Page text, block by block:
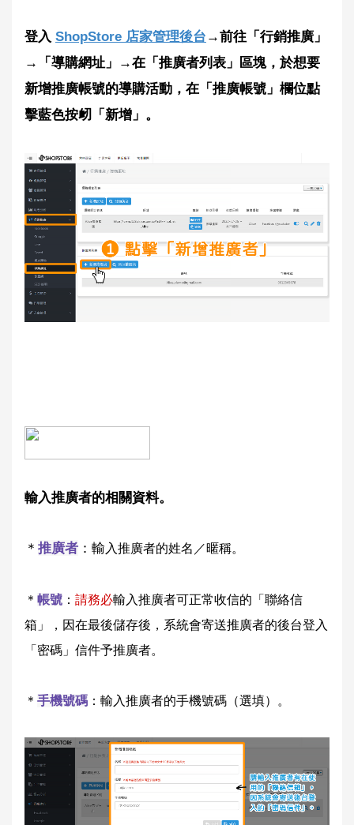
登入 ShopStore 店家管理後台 →前往「行銷推廣」
→「導購網址」→在「推廣者列表」區塊，於想要
新增推廣帳號的導購活動，在「推廣帳號」欄位點
擊藍色按衂「新增」。
輸入推廣者的相關資料。
＊ 推廣者 ：輸 入推廣者的姓名／暱稱。
＊ 帳號 ： 請務必輸入推廣者可正常收信的「聯絡信
箱」，因在最後儲存後，系統會寄送推廣者的後台登入
「密碼」信件予推廣者。
＊ 手機號碼 ：輸入推廣者的手機號碼（選填）。